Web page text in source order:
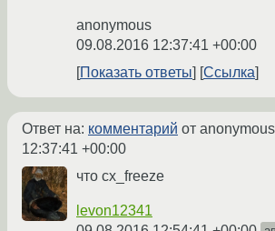
anonymous
09.08.2016 12:37:41 +00:00
Показать ответы
Ссылка
Ответ на: комментарий от anonymous
12:37:41 +00:00
что cx_freeze
levon12341